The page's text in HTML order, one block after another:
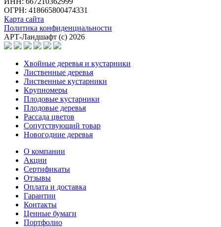
ОГРН: 418665800474331
Карта сайта
Политика конфиденциальности
АРТ-Ландшафт (с) 2026
Хвойные деревья и кустарники
Лиственные деревья
Лиственные кустарники
Крупномеры
Плодовые кустарники
Плодовые деревья
Рассада цветов
Сопутствующий товар
Новогодние деревья
О компании
Акции
Сертификаты
Отзывы
Оплата и доставка
Гарантии
Контакты
Ценные бумаги
Портфолио